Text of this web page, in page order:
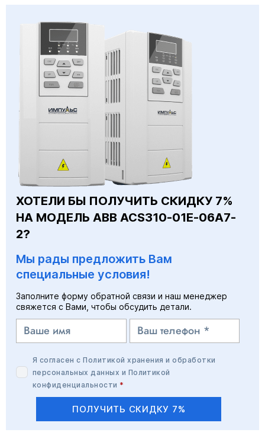
ХОТЕЛИ БЫ ПОЛУЧИТЬ СКИДКУ 7%
НА МОДЕЛЬ ABB ACS310-01E-06A7-
2?
Мы рады предложить Вам
специальные условия!
Заполните форму обратной связи и наш менеджер
свяжется с Вами, чтобы обсудить детали.
Я согласен сПолитикой хранения и обработки
персональных данных и Политикой
конфиденциальности *
ПОЛУЧИТЬ СКИДКУ 7%